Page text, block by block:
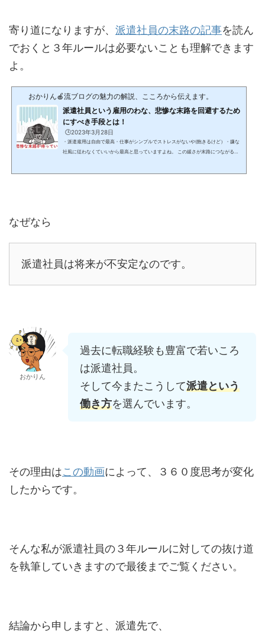
寄り道になりますが、 派遣社員の末路の記事を読ん
でおくと３年ルールは必要ないことも理解できます
よ。
おかりん🍎流ブログの魅力の解説、こころから伝えます。
派遣社員という雇用のわな、悲惨な末路を回避するため
にすべき手段とは！
🕒️2023年3月28日
・派遣雇用は自由で最高・仕事がシンプルでストレスがないや(飽きるけど）・嫌な
社風に従わなくていいから最高と思っていますよね。 この緩さが末路につながる落
なぜなら
派遣社員は将来が不安定なのです。
おかりん
過去に転職経験も豊富で若いころ
は派遣社員。
そして今またこうして派遣という
働き方を選んでいます。
その理由はこの動画によって、３６０度思考が変化
したからです。
そんな私が派遣社員の３年ルールに対しての抜け道
を執筆していきますので最後までご覧ください。
結論から申しますと、派遣先で、